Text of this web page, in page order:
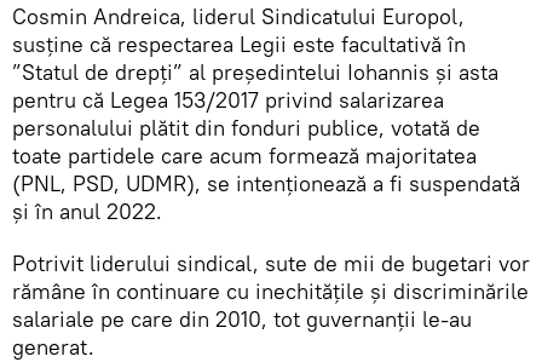
Cosmin Andreica, liderul Sindicatului Europol,
susține că respectarea Legii este facultativă în
”Statul de drepți” al președintelui Iohannis și asta
pentru că Legea 153/2017 privind salarizarea
personalului plătit din fonduri publice, votată de
toate partidele care acum formează majoritatea
(PNL, PSD, UDMR), se intenționează a fi suspendată
și în anul 2022.
Potrivit liderului sindical, sute de mii de bugetari vor
rămâne în continuare cu inechitățile și discriminările
salariale pe care din 2010, tot guvernanții le-au
generat.